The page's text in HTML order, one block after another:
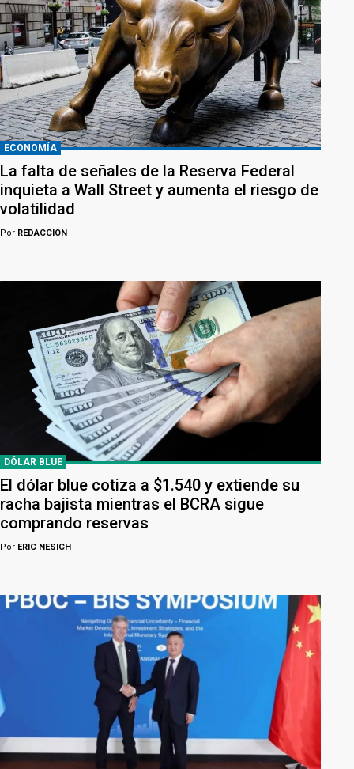
ECONOMÍA
La falta de señales de la Reserva Federal
inquieta a Wall Street y aumenta el riesgo de
volatilidad
Por REDACCION
DÓLAR BLUE
El dólar blue cotiza a $1.540 y extiende su
racha bajista mientras el BCRA sigue
comprando reservas
Por ERIC NESICH